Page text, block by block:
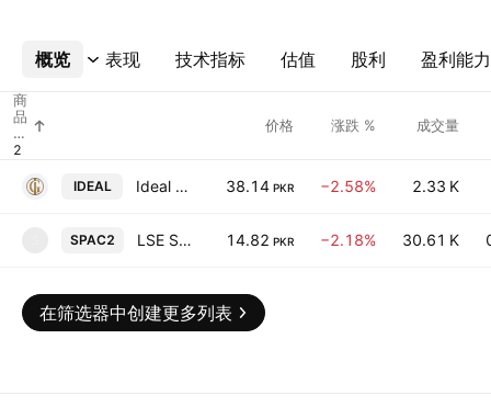
概览 表现 技术指标 估值 股利 盈利能力
更多
商
品
代
码
价格 涨跌 % 成交量
IDEAL Ideal Dynamics Limited 38.14 PKR −2.58% 2.33 K
SPAC2 LSE SPAC-II Limited 14.82 PKR −2.18% 30.61 K
在筛选器中创建更多列表